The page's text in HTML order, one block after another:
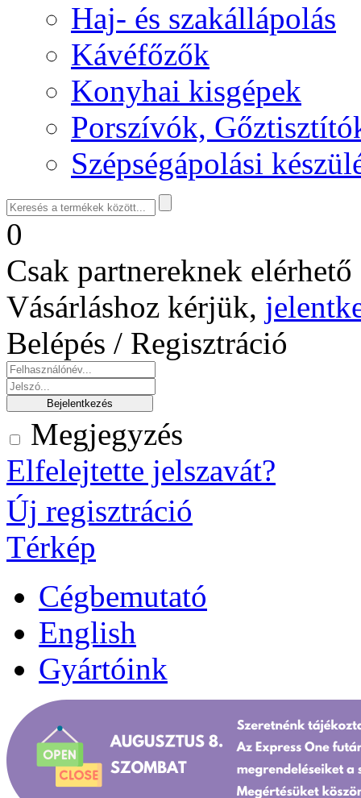
Haj- és szakállápolás
Kávéfőzők
Konyhai kisgépek
Porszívók,
Szépségápolási
0
Csak partnereknek
Vásárláshoz kérjük,
Belépés / Regisztráció
Megjegyzés
Elfelejtette jelszavát?
Új regisztráció
Térkép
Cégbemutató
English
Gyártóink